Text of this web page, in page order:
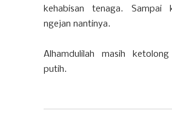
kehabisan tenaga. Sampai
ngejan nantinya.
Alhamdulilah masih
putih.